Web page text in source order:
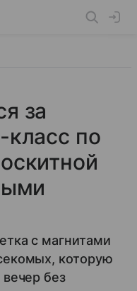
за
по
с магнитами
которую
без